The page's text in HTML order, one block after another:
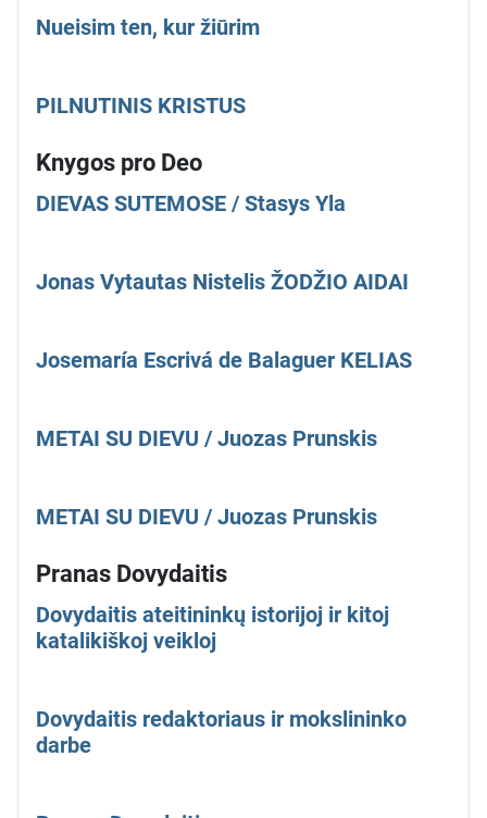
Nueisim ten, kur žiūrim
PILNUTINIS KRISTUS
Knygos pro Deo
DIEVAS SUTEMOSE / Stasys Yla
Jonas Vytautas Nistelis ŽODŽIO AIDAI
Josemaría Escrivá de Balaguer KELIAS
METAI SU DIEVU / Juozas Prunskis
METAI SU DIEVU / Juozas Prunskis
Pranas Dovydaitis
Dovydaitis ateitininkų istorijoj ir kitoj
katalikiškoj veikloj
Dovydaitis redaktoriaus ir mokslininko
darbe